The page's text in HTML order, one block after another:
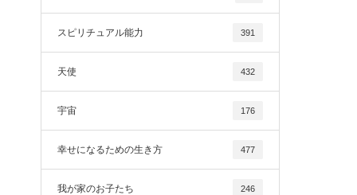
スピリチュアル能力 391
天使 432
宇宙 176
幸せになるための生き方 477
我が家のお子たち 246